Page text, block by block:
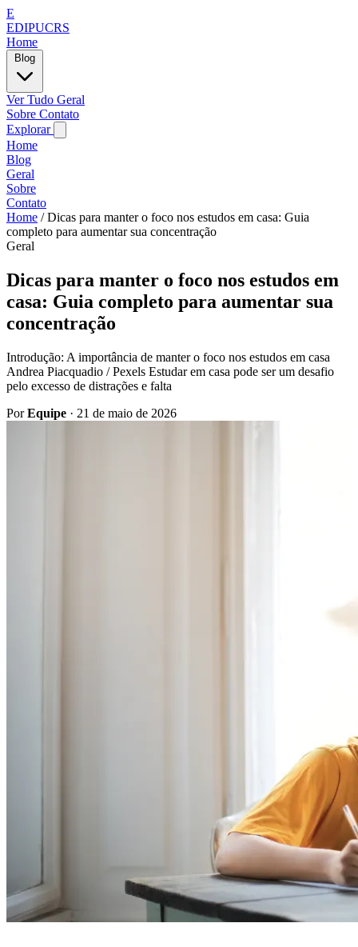
E
EDIPUCRS
Home
Ver Tudo Geral
Sobre Contato
Explorar
Home
Blog
Geral
Sobre
Contato
Home / Dicas para manter o foco nos estudos em casa: Guia
completo para aumentar sua concentração
Geral
Dicas para manter o foco nos estudos em
casa: Guia completo para aumentar sua
concentração
Introdução: A importância de manter o foco nos estudos em casa
Andrea Piacquadio / Pexels Estudar em casa pode ser um desafio
pelo excesso de distrações e falta
PorEquipe · 21 de maio de 2026